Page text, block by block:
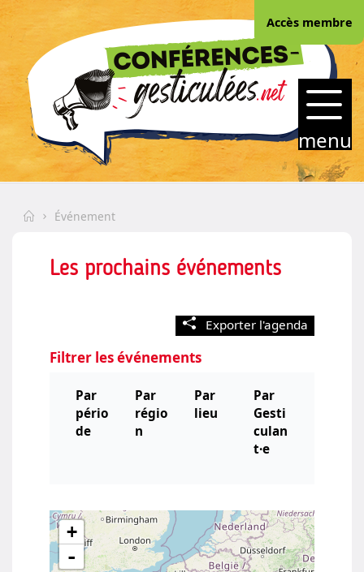
Skip
content
CONFERENCES-
GESTICULEES.NET
menu
Accès membre
HomeÉvénement
Les prochains événements
Exporter l'agenda
Filtrer les événements
Par
pério
de
Par
régio
n
Par
lieu
Par
Gesti
culan
t·e
+
-